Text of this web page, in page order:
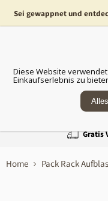
Sei gewappnet und
Menü
Gratis
Home Pack Rack
Diese Website
Einkaufserlebnis zu